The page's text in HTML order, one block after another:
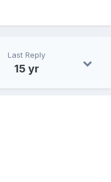
Last Reply
15 yr